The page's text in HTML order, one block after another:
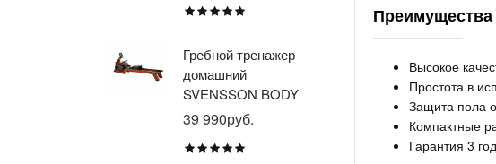
Гребной тренажер
домашний
SVENSSON BODY
LABS WAVERUN
39 990руб.
E1000M PRO TFT
TURBO (new)
тренажер с
автонаклоном
BRONZE GYM
X800M
212 990руб.
Высокое
Простота в
Защита пола
Компактные
Гарантия 3